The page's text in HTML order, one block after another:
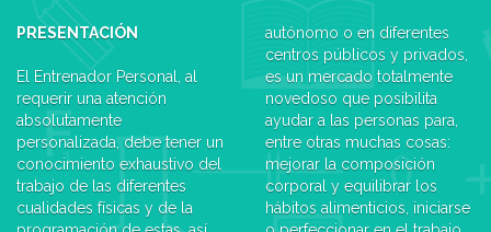
PRESENTACIÓN
El Entrenador Personal, al
requerir una atención
absolutamente
personalizada, debe tener un
conocimiento exhaustivo del
trabajo de las diferentes
cualidades físicas y de la
autónomo o en diferentes
centros públicos y privados,
es un mercado totalmente
novedoso que posibilita
ayudar a las personas para,
entre otras muchas cosas:
mejorar la composición
corporal y equilibrar los
hábitos alimenticios, iniciarse